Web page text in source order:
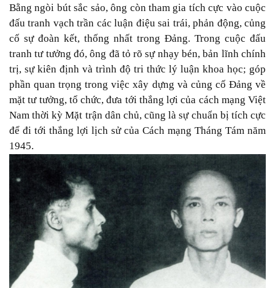
Bằng ngòi bút sắc sảo, ông còn tham gia tích cực vào cuộc
đấu tranh vạch trần các luận điệu sai trái, phản động, củng
cố sự đoàn kết, thống nhất trong Đảng. Trong cuộc đấu
tranh tư tưởng đó, ông đã tỏ rõ sự nhạy bén, bản lĩnh chính
trị, sự kiên định và trình độ tri thức lý luận khoa học; góp
phần quan trọng trong việc xây dựng và củng cố Đảng về
mặt tư tưởng, tổ chức, đưa tới thắng lợi của cách mạng Việt
Nam thời kỳ Mặt trận dân chủ, cũng là sự chuẩn bị tích cực
để đi tới thắng lợi lịch sử của Cách mạng Tháng Tám năm
1945.